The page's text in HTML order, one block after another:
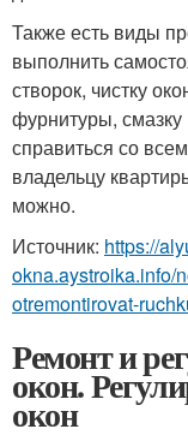
Также есть виды
выполнить
створок, чистку
фурнитуры,
справиться со
владельцу
можно.
Источник: https://
okna.aystroika.info/
otremontirovat-
Ремонт и
окон.
окон